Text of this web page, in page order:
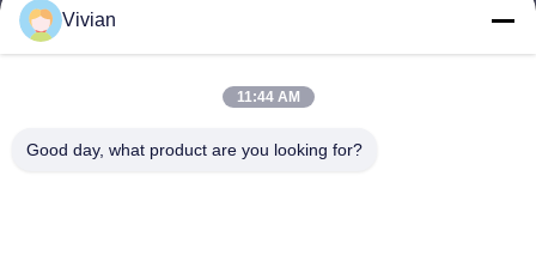
0086-158-1879-0524
Vivian
11:44 AM
Good day, what product are you looking for?